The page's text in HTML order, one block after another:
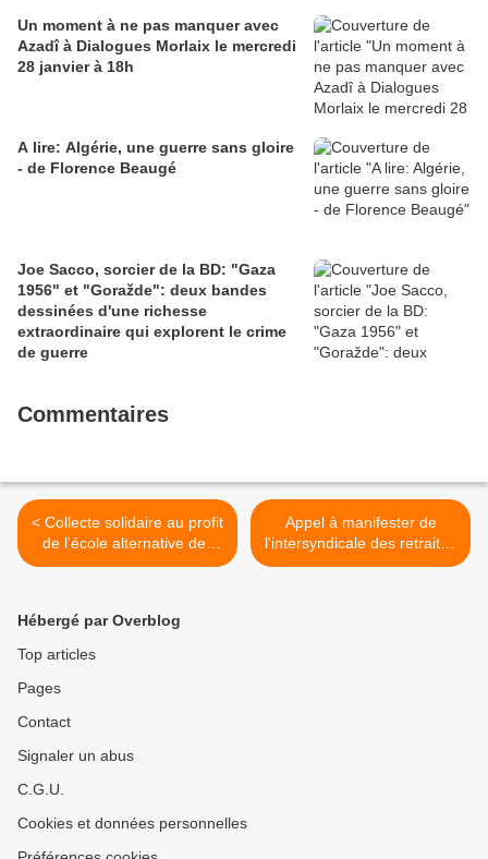
Un moment à ne pas manquer avec
Azadî à Dialogues Morlaix le mercredi
28 janvier à 18h
A lire: Algérie, une guerre sans gloire
- de Florence Beaugé
Joe Sacco, sorcier de la BD: "Gaza
1956" et "Goražde": deux bandes
dessinées d'une richesse
extraordinaire qui explorent le crime
de guerre
Commentaires
< Collecte solidaire au profit
de l'école alternative des
Monts d'Arrée
Appel à manifester de
l'intersyndicale des retraités
du Pays de Morlaix le mardi
Hébergé par Overblog
Top articles
Pages
Contact
Signaler un abus
C.G.U.
Cookies et données personnelles